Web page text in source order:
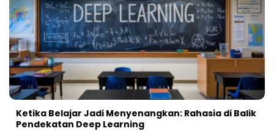
Ketika Belajar Jadi Menyenangkan: Rahasia di Balik
Pendekatan Deep Learning